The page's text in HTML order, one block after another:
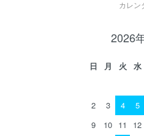
カレン
2026
日 月 火 水
2
3 4 5
9
10 11 12